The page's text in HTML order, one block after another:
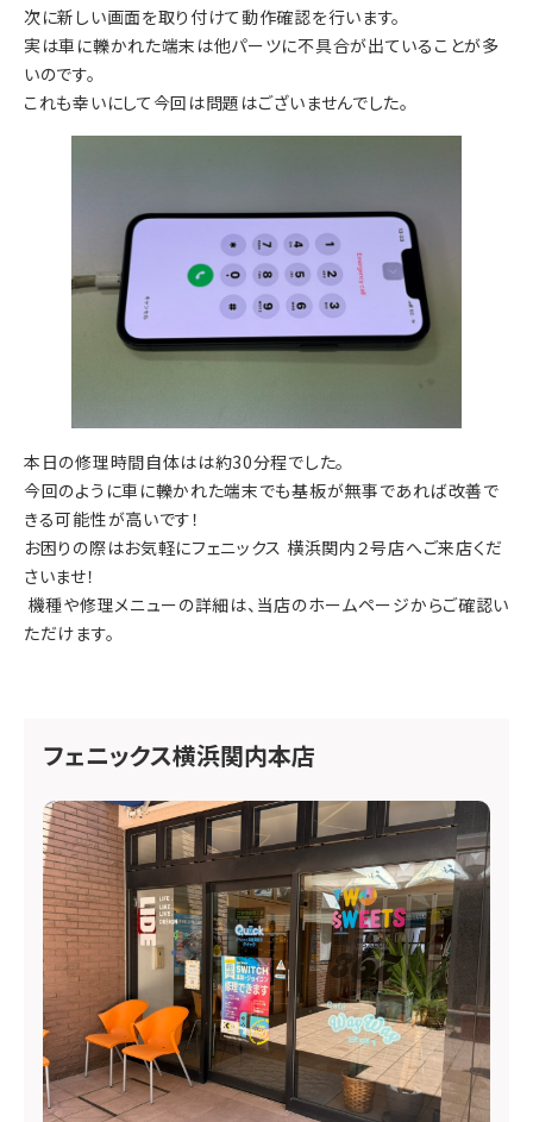
次に新しい画面を取り付けて動作確認を行います。
実は車に轢かれた端末は他パーツに不具合が出ていることが多
いのです。
これも幸いにして今回は問題はございませんでした。
本日の修理時間自体はは約30分程でした。
今回のように車に轢かれた端末でも基板が無事であれば改善で
きる可能性が高いです！
お困りの際はお気軽にフェニックス 横浜関内２号店へご来店くだ
さいませ！
機種や修理メニューの詳細は、当店のホームページからご確認い
ただけます。
フェニックス横浜関内本店